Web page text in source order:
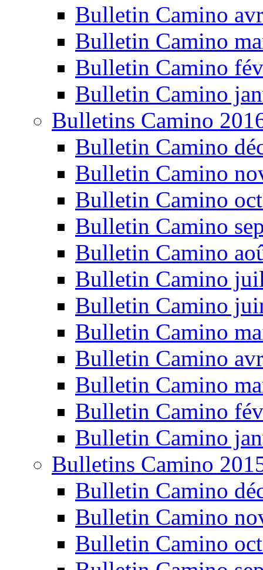
Bulletin Camino
Bulletin Camino
Bulletin Camino
Bulletin Camino
Bulletins Camino
Bulletin Camino
Bulletin Camino
Bulletin Camino
Bulletin Camino
Bulletin Camino
Bulletin Camino
Bulletin Camino
Bulletin Camino
Bulletin Camino
Bulletin Camino
Bulletin Camino
Bulletin Camino
Bulletins Camino
Bulletin Camino
Bulletin Camino
Bulletin Camino